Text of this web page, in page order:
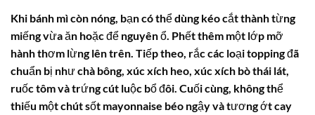
Khi bánh mì còn nóng, bạn có thể dùng kéo cắt thành từng
miếng vừa ăn hoặc để nguyên ổ. Phết thêm một lớp mỡ
hành thơm lừng lên trên. Tiếp theo, rắc các loại topping đã
chuẩn bị như chà bông, xúc xích heo, xúc xích bò thái lát,
ruốc tôm và trứng cút luộc bổ đôi. Cuối cùng, không thể
thiếu một chút sốt mayonnaise béo ngậy và tương ớt cay